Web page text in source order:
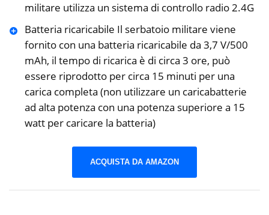
militare utilizza un sistema di controllo radio 2.4G
Batteria ricaricabile Il serbatoio militare viene
fornito con una batteria ricaricabile da 3,7 V/500
mAh, il tempo di ricarica è di circa 3 ore, può
essere riprodotto per circa 15 minuti per una
carica completa (non utilizzare un caricabatterie
ad alta potenza con una potenza superiore a 15
watt per caricare la batteria)
ACQUISTA DA AMAZON